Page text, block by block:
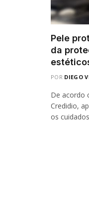
Pele
da
POR DIEGO
De acordo
Credidio,
os